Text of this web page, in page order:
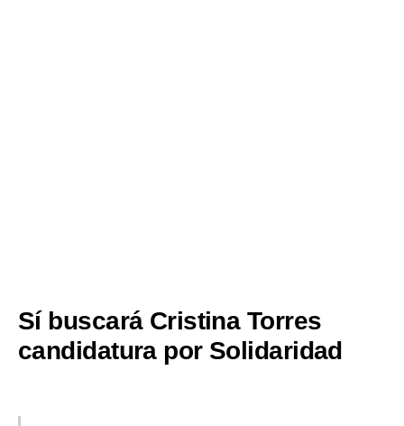
Sí buscará Cristina Torres
candidatura por Solidaridad